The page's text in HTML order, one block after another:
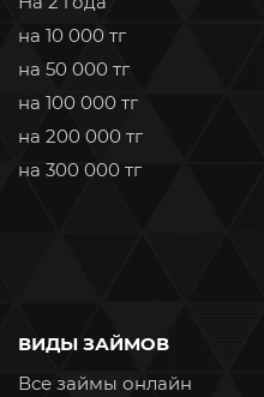
на 10 000 тг
на 50 000 тг
на 100 000 тг
на 200 000 тг
на 300 000 тг
ВИДЫ ЗАЙМОВ
Все займы онлайн